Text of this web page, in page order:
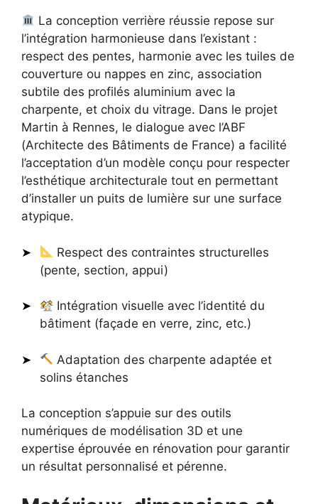
La conception verrière réussie repose sur
l’intégration harmonieuse dans l’existant :
respect des pentes, harmonie avec les tuiles de
couverture ou nappes en zinc, association
subtile des profilés aluminium avec la
charpente, et choix du vitrage. Dans le projet
Martin à Rennes, le dialogue avec l’ABF
(Architecte des Bâtiments de France) a facilité
l’acceptation d’un modèle conçu pour respecter
l’esthétique architecturale tout en permettant
d’installer un puits de lumière sur une surface
atypique.
Respect des contraintes structurelles
(pente, section, appui)
Intégration visuelle avec l’identité du
bâtiment (façade en verre, zinc, etc.)
Adaptation des charpente adaptée et
solins étanches
La conception s’appuie sur des outils
numériques de modélisation 3D et une
expertise éprouvée en rénovation pour garantir
un résultat personnalisé et pérenne.